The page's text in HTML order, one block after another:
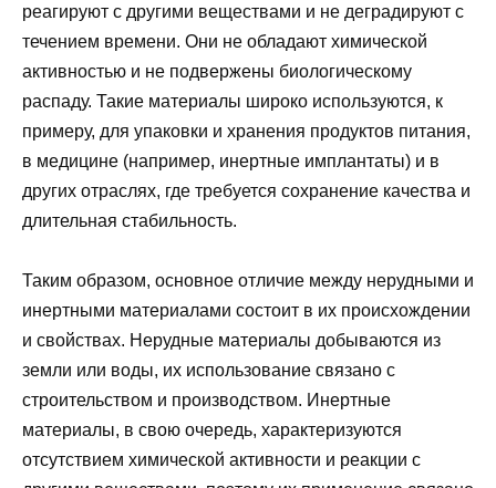
реагируют с другими веществами и не деградируют с
течением времени. Они не обладают химической
активностью и не подвержены биологическому
распаду. Такие материалы широко используются, к
примеру, для упаковки и хранения продуктов питания,
в медицине (например, инертные имплантаты) и в
других отраслях, где требуется сохранение качества и
длительная стабильность.
Таким образом, основное отличие между нерудными и
инертными материалами состоит в их происхождении
и свойствах. Нерудные материалы добываются из
земли или воды, их использование связано с
строительством и производством. Инертные
материалы, в свою очередь, характеризуются
отсутствием химической активности и реакции с